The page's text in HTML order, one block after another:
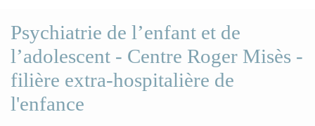
Psychiatrie de l’enfant et de
l’adolescent - Centre Roger Misès -
filière extra-hospitalière de
l'enfance